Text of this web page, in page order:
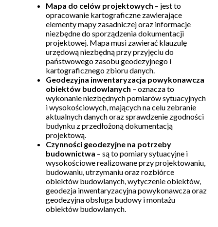
Mapa do celów projektowych – jest to
opracowanie kartograficzne zawierające
elementy mapy zasadniczej oraz informacje
niezbędne do sporządzenia dokumentacji
projektowej. Mapa musi zawierać klauzulę
urzędową niezbędną przy przyjęciu do
państwowego zasobu geodezyjnego i
kartograficznego zbioru danych.
Geodezyjna inwentaryzacja powykonawcza
obiektów budowlanych – oznacza to
wykonanie niezbędnych pomiarów sytuacyjnych
i wysokościowych, mających na celu zebranie
aktualnych danych oraz sprawdzenie zgodności
budynku z przedłożoną dokumentacją
projektową.
Czynności geodezyjne na potrzeby
budownictwa – są to pomiary sytuacyjne i
wysokościowe realizowane przy projektowaniu,
budowaniu, utrzymaniu oraz rozbiórce
obiektów budowlanych, wytyczenie obiektów,
geodezja inwentaryzacyjna powykonawcza oraz
geodezyjna obsługa budowy i montażu
obiektów budowlanych.